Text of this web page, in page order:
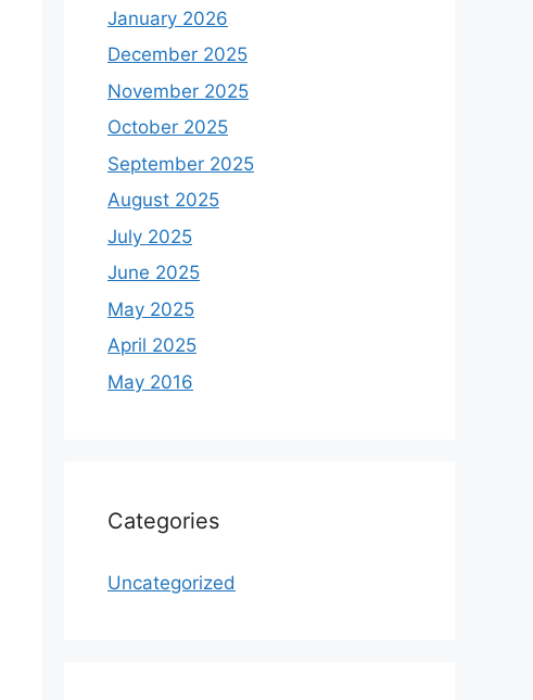
January 2026
December 2025
November 2025
October 2025
September 2025
August 2025
July 2025
June 2025
May 2025
April 2025
May 2016
Categories
Uncategorized